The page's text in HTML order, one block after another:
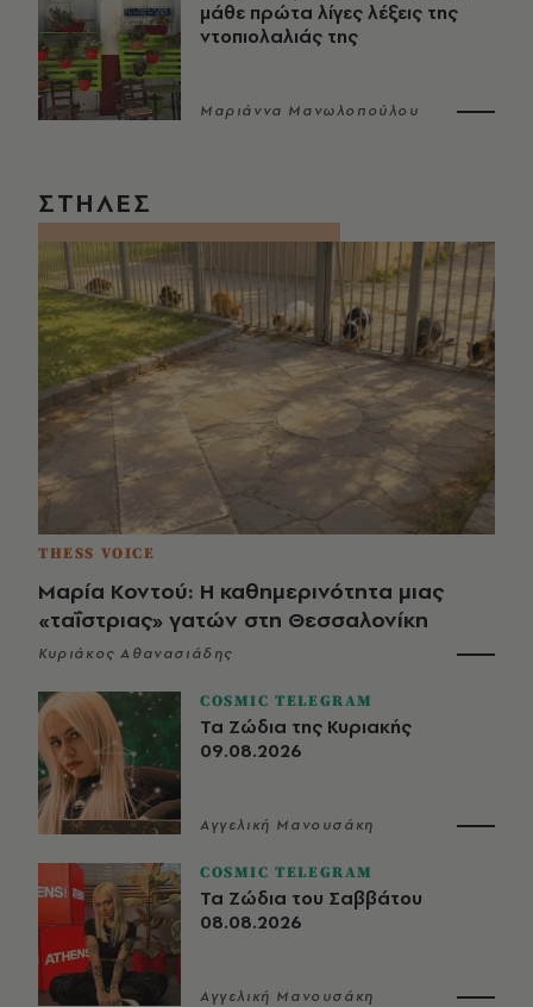
μάθε πρώτα λίγες λέξεις της
ντοπιολαλιάς της
Μαριάννα Μανωλοπούλου
ΣΤΗΛΕΣ
THESS VOICE
Μαρία Κοντού: Η καθημερινότητα μιας
«ταΐστριας» γατών στη Θεσσαλονίκη
Κυριάκος Αθανασιάδης
COSMIC TELEGRAM
Τα Ζώδια της Κυριακής
09.08.2026
Αγγελική Μανουσάκη
COSMIC TELEGRAM
Τα Ζώδια του Σαββάτου
08.08.2026
Αγγελική Μανουσάκη